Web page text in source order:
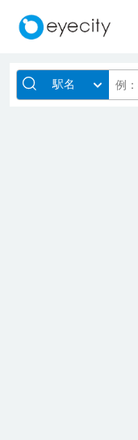
駅名